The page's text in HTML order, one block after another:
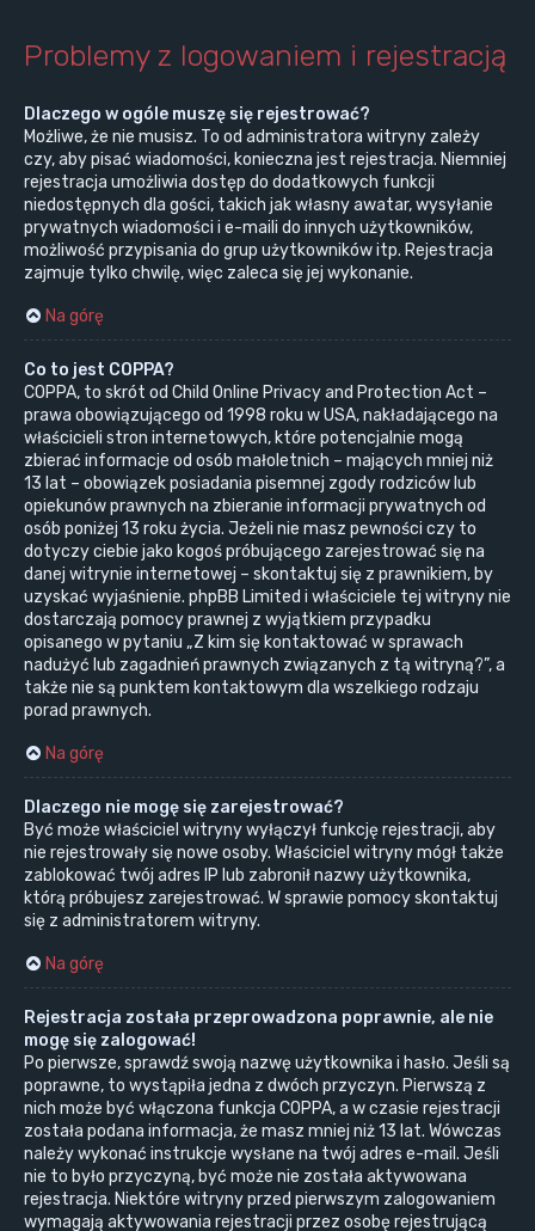
Problemy z logowaniem i rejestracją
Dlaczego w ogóle muszę się rejestrować?
Możliwe, że nie musisz. To od administratora witryny zależy
czy, aby pisać wiadomości, konieczna jest rejestracja. Niemniej
rejestracja umożliwia dostęp do dodatkowych funkcji
niedostępnych dla gości, takich jak własny awatar, wysyłanie
prywatnych wiadomości i e-maili do innych użytkowników,
możliwość przypisania do grup użytkowników itp. Rejestracja
zajmuje tylko chwilę, więc zaleca się jej wykonanie.
Na górę
Co to jest COPPA?
COPPA, to skrót od Child Online Privacy and Protection Act –
prawa obowiązującego od 1998 roku w USA, nakładającego na
właścicieli stron internetowych, które potencjalnie mogą
zbierać informacje od osób małoletnich – mających mniej niż
13 lat – obowiązek posiadania pisemnej zgody rodziców lub
opiekunów prawnych na zbieranie informacji prywatnych od
osób poniżej 13 roku życia. Jeżeli nie masz pewności czy to
dotyczy ciebie jako kogoś próbującego zarejestrować się na
danej witrynie internetowej – skontaktuj się z prawnikiem, by
uzyskać wyjaśnienie. phpBB Limited i właściciele tej witryny nie
dostarczają pomocy prawnej z wyjątkiem przypadku
opisanego w pytaniu „Z kim się kontaktować w sprawach
nadużyć lub zagadnień prawnych związanych z tą witryną?”, a
także nie są punktem kontaktowym dla wszelkiego rodzaju
porad prawnych.
Na górę
Dlaczego nie mogę się zarejestrować?
Być może właściciel witryny wyłączył funkcję rejestracji, aby
nie rejestrowały się nowe osoby. Właściciel witryny mógł także
zablokować twój adres IP lub zabronił nazwy użytkownika,
którą próbujesz zarejestrować. W sprawie pomocy skontaktuj
się z administratorem witryny.
Na górę
Rejestracja została przeprowadzona poprawnie, ale nie
mogę się zalogować!
Po pierwsze, sprawdź swoją nazwę użytkownika i hasło. Jeśli są
poprawne, to wystąpiła jedna z dwóch przyczyn. Pierwszą z
nich może być włączona funkcja COPPA, a w czasie rejestracji
została podana informacja, że masz mniej niż 13 lat. Wówczas
należy wykonać instrukcje wysłane na twój adres e-mail. Jeśli
nie to było przyczyną, być może nie została aktywowana
rejestracja. Niektóre witryny przed pierwszym zalogowaniem
wymagają aktywowania rejestracji przez osobę rejestrującą